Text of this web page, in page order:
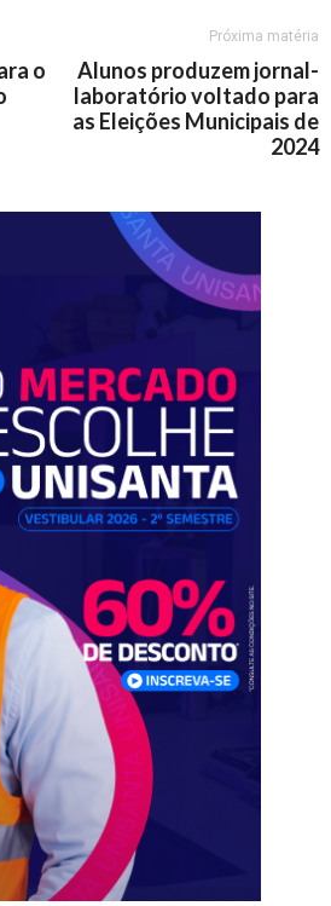
o
Próxima matéria
Alunos produzem jornal-
laboratório voltado para
as Eleições Municipais de
2024